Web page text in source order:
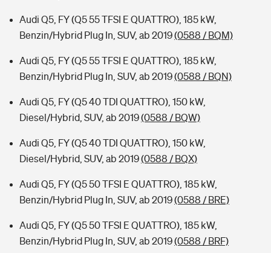
Audi Q5, FY (Q5 55 TFSI E QUATTRO), 185 kW,
Benzin/Hybrid Plug In, SUV, ab 2019(0588 / BQM)
Audi Q5, FY (Q5 55 TFSI E QUATTRO), 185 kW,
Benzin/Hybrid Plug In, SUV, ab 2019(0588 / BQN)
Audi Q5, FY (Q5 40 TDI QUATTRO), 150 kW,
Diesel/Hybrid, SUV, ab 2019(0588 / BQW)
Audi Q5, FY (Q5 40 TDI QUATTRO), 150 kW,
Diesel/Hybrid, SUV, ab 2019(0588 / BQX)
Audi Q5, FY (Q5 50 TFSI E QUATTRO), 185 kW,
Benzin/Hybrid Plug In, SUV, ab 2019(0588 / BRE)
Audi Q5, FY (Q5 50 TFSI E QUATTRO), 185 kW,
Benzin/Hybrid Plug In, SUV, ab 2019(0588 / BRF)